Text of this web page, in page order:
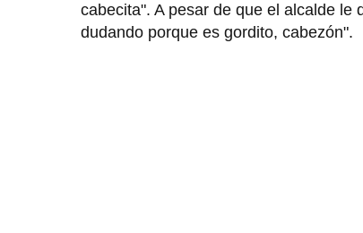
cabecita". A pesar de que el alcalde le
dudando porque es gordito, cabezón".